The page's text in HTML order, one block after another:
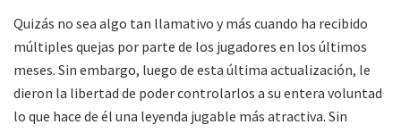
Quizás no sea algo tan llamativo y más cuando ha recibido
múltiples quejas por parte de los jugadores en los últimos
meses. Sin embargo, luego de esta última actualización, le
dieron la libertad de poder controlarlos a su entera voluntad
lo que hace de él una leyenda jugable más atractiva. Sin